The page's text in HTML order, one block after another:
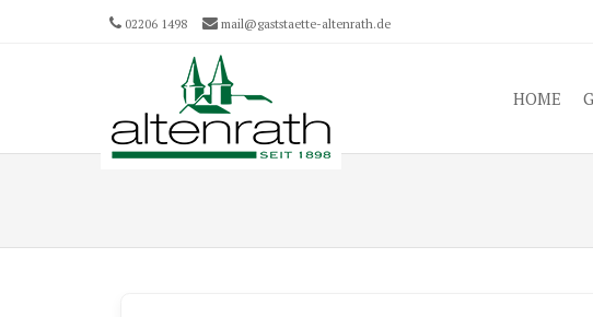
02206 1498 mail@gaststaette-altenrath.de
SKIP TO CONTENT
HOME